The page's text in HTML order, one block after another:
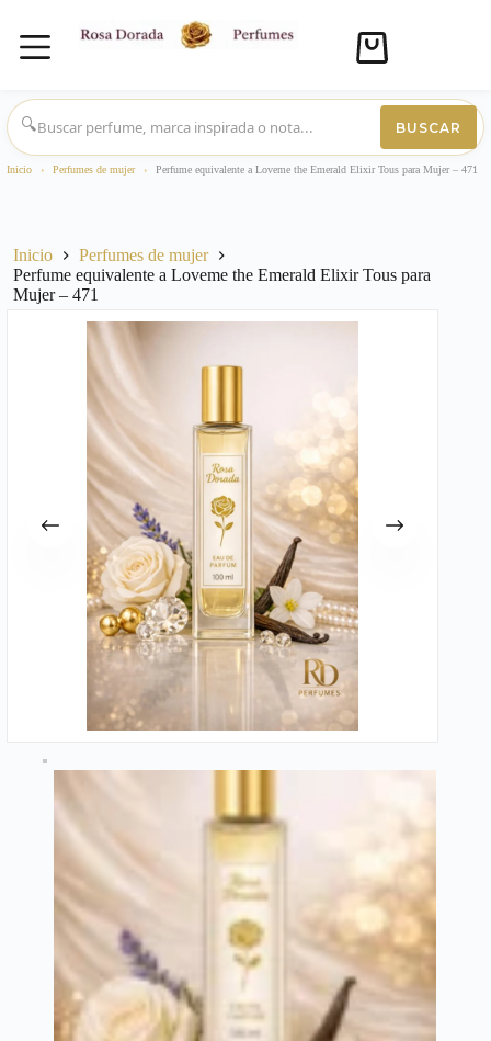
Saltar
al
contenido
Carro
compra
🔍
BUSCAR
Inicio › Perfumes de mujer › Perfume equivalente a Loveme the Emerald Elixir Tous para Mujer – 471
Inicio
Perfumes de mujer
Perfume equivalente a Loveme the Emerald Elixir Tous para
Mujer – 471